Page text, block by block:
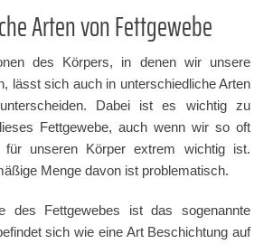
Arten von Fettgewebe
des Körpers, in denen wir unsere
lässt sich auch in unterschiedliche Arten
Dabei ist es wichtig zu
Fettgewebe, auch wenn wir so oft
für unseren Körper extrem wichtig ist.
Menge davon ist problematisch.
des Fettgewebes ist das sogenannte
sich wie eine Art Beschichtung auf